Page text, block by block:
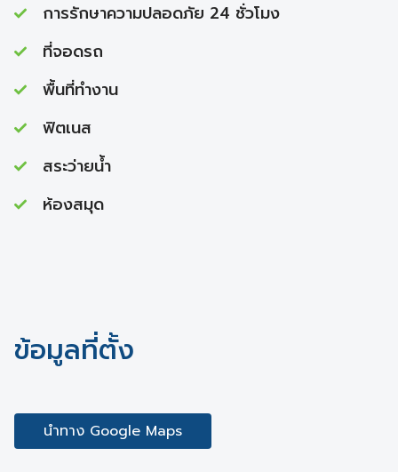
การรักษาความปลอดภัย 24 ชั่วโมง
ที่จอดรถ
พื้นที่ทำงาน
ฟิตเนส
สระว่ายนํ้า
ห้องสมุด
ข้อมูลที่ตั้ง
นำทาง Google Maps